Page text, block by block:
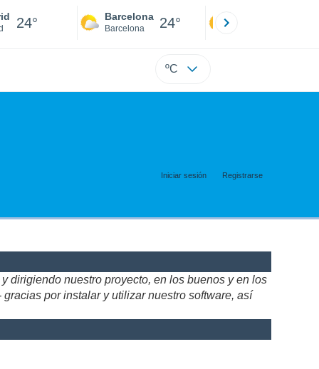
24° Barcelona
Barcelona 24°
ºC
Iniciar sesión Registrarse
dirigiendo nuestro proyecto, en los buenos y en los
por instalar y utilizar nuestro software, así